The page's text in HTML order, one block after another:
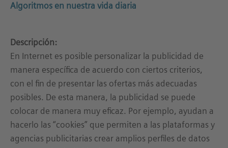
Algoritmos en nuestra vida diaria
Descripción:
En Internet es posible personalizar la publicidad de
manera específica de acuerdo con ciertos criterios,
con el fin de presentar las ofertas más adecuadas
posibles. De esta manera, la publicidad se puede
colocar de manera muy eficaz. Por ejemplo, ayudan a
hacerlo las “cookies” que permiten a las plataformas y
agencias publicitarias crear amplios perfiles de datos